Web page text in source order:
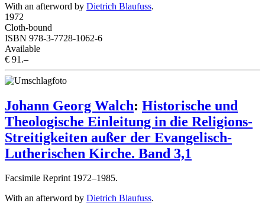
With an afterword by Dietrich Blaufuss.
1972
Cloth-bound
ISBN 978-3-7728-1062-6
Available
€ 91.–
Johann Georg Walch: Historische und
Theologische Einleitung in die Religions-
Streitigkeiten außer der Evangelisch-
Lutherischen Kirche. Band 3,1
Facsimile Reprint 1972–1985.
With an afterword by Dietrich Blaufuss.